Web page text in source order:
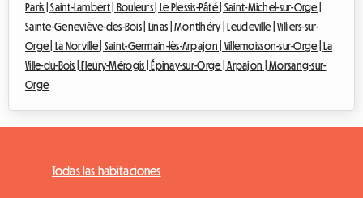
París |Saint-Lambert | Bouleurs | Le Plessis-Pâté | Saint-Michel-sur-Orge |
Sainte-Geneviève-des-Bois |
Linas |Montlhéry | Leudeville |Villiers-sur-
Orge |
La Norville | Saint-Germain-lès-Arpajon | Villemoisson-sur-Orge |
La
Ville-du-Bois |
Fleury-Mérogis | Épinay-sur-Orge |Arpajon |Morsang-sur-
Orge
Todas las habitaciones